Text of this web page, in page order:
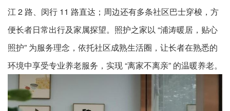
江 2 路、闵行 11 路直达；周边还有多条社区巴士穿梭，方
便长者日常出行及家属探望。照护之家以 “浦涛暖居，贴心
照护” 为服务理念，依托社区成熟生活圈，让长者在熟悉的
环境中享受专业养老服务，实现 “离家不离亲” 的温暖养老。​